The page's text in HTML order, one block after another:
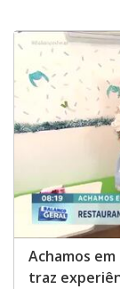
Achamos
traz